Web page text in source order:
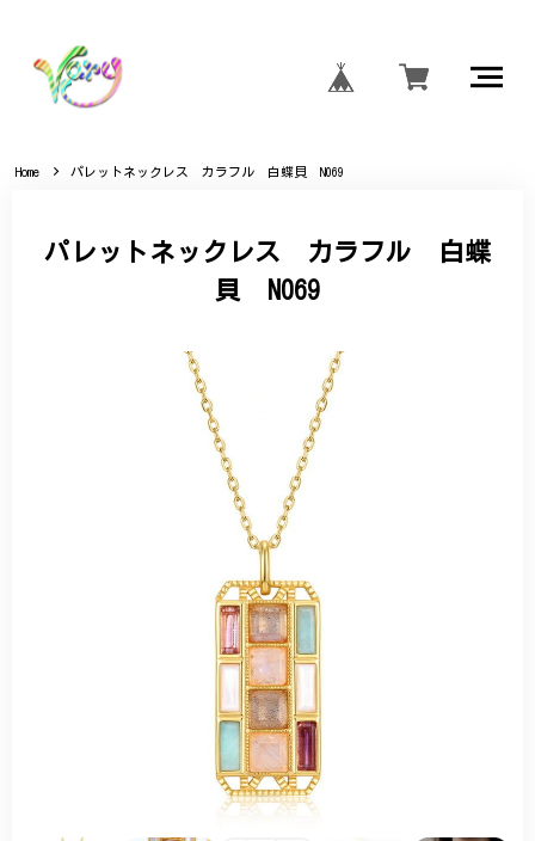
Home パレットネックレス カラフル 白蝶貝 N069
パレットネックレス カラフル 白蝶
貝 N069